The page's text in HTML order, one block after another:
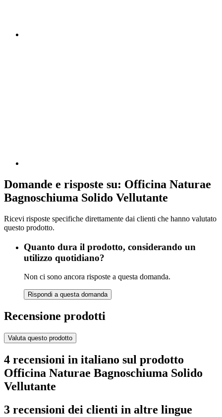
Domande e risposte su: Officina Naturae
Bagnoschiuma Solido Vellutante
Ricevi risposte specifiche direttamente dai clienti che hanno valutato
questo prodotto.
Quanto dura il prodotto, considerando un
utilizzo quotidiano?
Non ci sono ancora risposte a questa domanda.
Rispondi a questa domanda
Recensione prodotti
Valuta questo prodotto
4 recensioni in italiano sul prodotto
Officina Naturae Bagnoschiuma Solido
Vellutante
3 recensioni dei clienti in altre lingue